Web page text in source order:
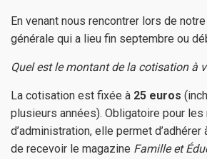
En venant nous rencontrer lors de
générale qui a lieu fin septembre ou
Quel est le montant de la cotisation à
La cotisation est fixée à 25 euros
plusieurs années). Obligatoire pour
d’administration, elle permet d’adhérer
de recevoir le magazine Famille et